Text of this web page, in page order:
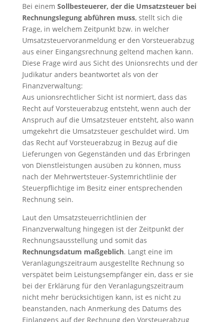
Bei einem Sollbesteuerer, der die Umsatzsteuer bei
Rechnungslegung abführen muss, stellt sich die
Frage, in welchem Zeitpunkt bzw. in welcher
Umsatzsteuervoranmeldung er den Vorsteuerabzug
aus einer Eingangsrechnung geltend machen kann.
Diese Frage wird aus Sicht des Unionsrechts und der
Judikatur anders beantwortet als von der
Finanzverwaltung:
Aus unionsrechtlicher Sicht ist normiert, dass das
Recht auf Vorsteuerabzug entsteht, wenn auch der
Anspruch auf die Umsatzsteuer entsteht, also wann
umgekehrt die Umsatzsteuer geschuldet wird. Um
das Recht auf Vorsteuerabzug in Bezug auf die
Lieferungen von Gegenständen und das Erbringen
von Dienstleistungen ausüben zu können, muss
nach der Mehrwertsteuer-Systemrichtlinie der
Steuerpflichtige im Besitz einer entsprechenden
Rechnung sein.
Laut den Umsatzsteuerrichtlinien der
Finanzverwaltung hingegen ist der Zeitpunkt der
Rechnungsausstellung und somit das
Rechnungsdatum maßgeblich. Langt eine im
Veranlagungszeitraum ausgestellte Rechnung so
verspätet beim Leistungsempfänger ein, dass er sie
bei der Erklärung für den Veranlagungszeitraum
nicht mehr berücksichtigen kann, ist es nicht zu
beanstanden, nach Anmerkung des Datums des
Einlangens auf der Rechnung den Vorsteuerabzug